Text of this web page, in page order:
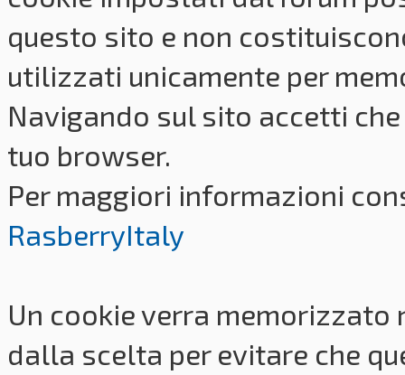
questo sito e non
utilizzati unicamente per
Navigando sul sito accetti
tuo browser.
Per maggiori informazioni
RasberryItaly
Un cookie verra
dalla scelta per evitare che